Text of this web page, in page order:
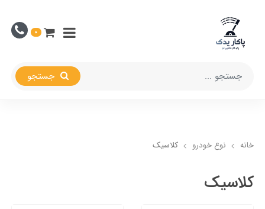
0
خانه نوع خودرو کلاسیک
کلاسیک